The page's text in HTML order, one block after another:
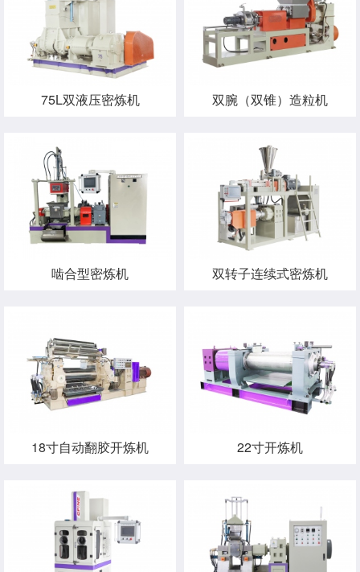
75L双液压密炼机 双腕（双锥）造粒机
啮合型密炼机 双转子连续式密炼机
18寸自动翻胶开炼机 22寸开炼机